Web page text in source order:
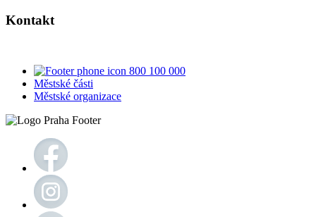
Kontakt
800 100 000
Městské části
Městské organizace